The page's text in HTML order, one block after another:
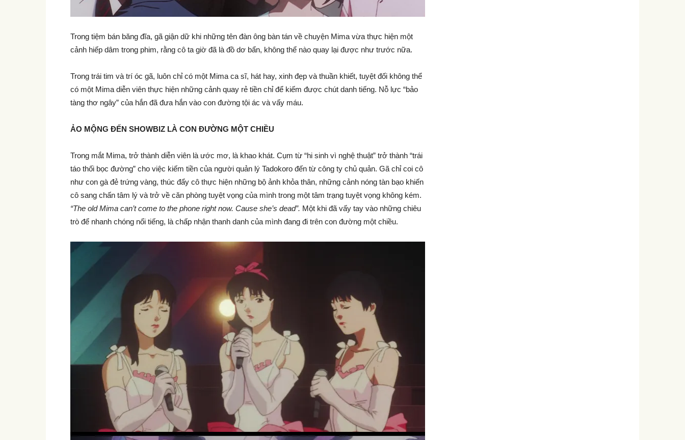
Trong tiệm bán băng đĩa, gã giận dữ khi những tên đàn ông bàn tán về chuyện Mima vừa thực hiện một
cảnh hiếp dâm trong phim, rằng cô ta giờ đã là đồ dơ bẩn, không thể nào quay lại được như trước nữa.
Trong trái tim và trí óc gã, luôn chỉ có một Mima ca sĩ, hát hay, xinh đẹp và thuần khiết, tuyệt đối không thể
có một Mima diễn viên thực hiện những cảnh quay rẻ tiền chỉ để kiếm được chút danh tiếng. Nỗ lực “bảo
tàng thơ ngây” của hắn đã đưa hắn vào con đường tội ác và vấy máu.
ẢO MỘNG ĐẾN SHOWBIZ LÀ CON ĐƯỜNG MỘT CHIỀU
Trong mắt Mima, trở thành diễn viên là ước mơ, là khao khát. Cụm từ “hi sinh vì nghệ thuật” trở thành “trái
táo thối bọc đường” cho việc kiếm tiền của người quản lý Tadokoro đến từ công ty chủ quản. Gã chỉ coi cô
như con gà đẻ trứng vàng, thúc đẩy cô thực hiện những bộ ảnh khỏa thân, những cảnh nóng tàn bạo khiến
cô sang chấn tâm lý và trở về căn phòng tuyệt vọng của mình trong một tâm trạng tuyệt vọng không kém.
“The old Mima can’t come to the phone right now. Cause she’s dead”. Một khi đã vấy tay vào những chiêu
trò để nhanh chóng nổi tiếng, là chấp nhận thanh danh của mình đang đi trên con đường một chiều.